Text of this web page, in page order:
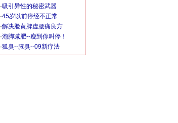
·吸引异性的秘密武器
·45岁以前停经不正常
·解决脸黄脾虚腰痛良方
·泡脚减肥--瘦到你叫停！
·狐臭--腋臭--09新疗法